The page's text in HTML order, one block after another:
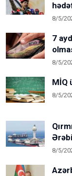
8/5/
7
8/5/
MİQ
8/5/
8/5/